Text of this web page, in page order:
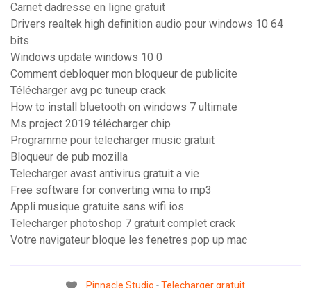
Carnet dadresse en ligne gratuit
Drivers realtek high definition audio pour windows 10 64
bits
Windows update windows 10 0
Comment debloquer mon bloqueur de publicite
Télécharger avg pc tuneup crack
How to install bluetooth on windows 7 ultimate
Ms project 2019 télécharger chip
Programme pour telecharger music gratuit
Bloqueur de pub mozilla
Telecharger avast antivirus gratuit a vie
Free software for converting wma to mp3
Appli musique gratuite sans wifi ios
Telecharger photoshop 7 gratuit complet crack
Votre navigateur bloque les fenetres pop up mac
Pinnacle Studio -Telechargergratuit